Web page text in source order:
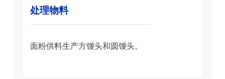
处理物料
面粉供料生产方馒头和圆馒头。